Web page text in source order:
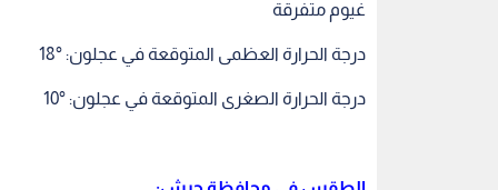
غيوم متفرقة
درجة الحرارة العظمى المتوقعة في عجلون: °18
درجة الحرارة الصغرى المتوقعة في عجلون: °10